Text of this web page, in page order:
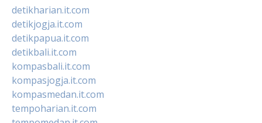
detikharian.it.com
detikjogja.it.com
detikpapua.it.com
detikbali.it.com
kompasbali.it.com
kompasjogja.it.com
kompasmedan.it.com
tempoharian.it.com